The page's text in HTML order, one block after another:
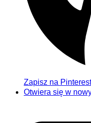
Zapisz na Pinterest
Otwiera się w